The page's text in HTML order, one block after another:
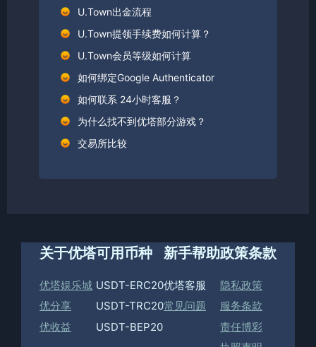
U.Town出金流程
U.Town提领手续费如何计算？
U.Town会员等级如何计算
如何绑定Google Authenticator
如何联系 24小时客服？
为什么找不到优塔部分游戏？
交易所比较
关于优塔
优塔娱乐城
优分享
优收益
可用币种
USDT-ERC20
USDT-TRC20
USDT-BEP20
新手帮助
优塔客服
常见问题
政策条款
隐私政策
服务条款
责任博彩